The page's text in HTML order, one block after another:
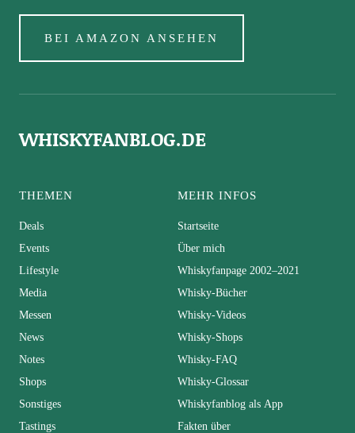
BEI AMAZON ANSEHEN
WHISKYFANBLOG.DE
THEMEN
Deals
Events
Lifestyle
Media
Messen
News
Notes
Shops
Sonstiges
Tastings
MEHR INFOS
Startseite
Über mich
Whiskyfanpage 2002–2021
Whisky-Bücher
Whisky-Videos
Whisky-Shops
Whisky-FAQ
Whisky-Glossar
Whiskyfanblog als App
Fakten über